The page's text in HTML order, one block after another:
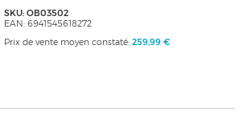
SKU: OB03502
EAN: 6941545618272
Prix de vente moyen constaté: 259,99 €